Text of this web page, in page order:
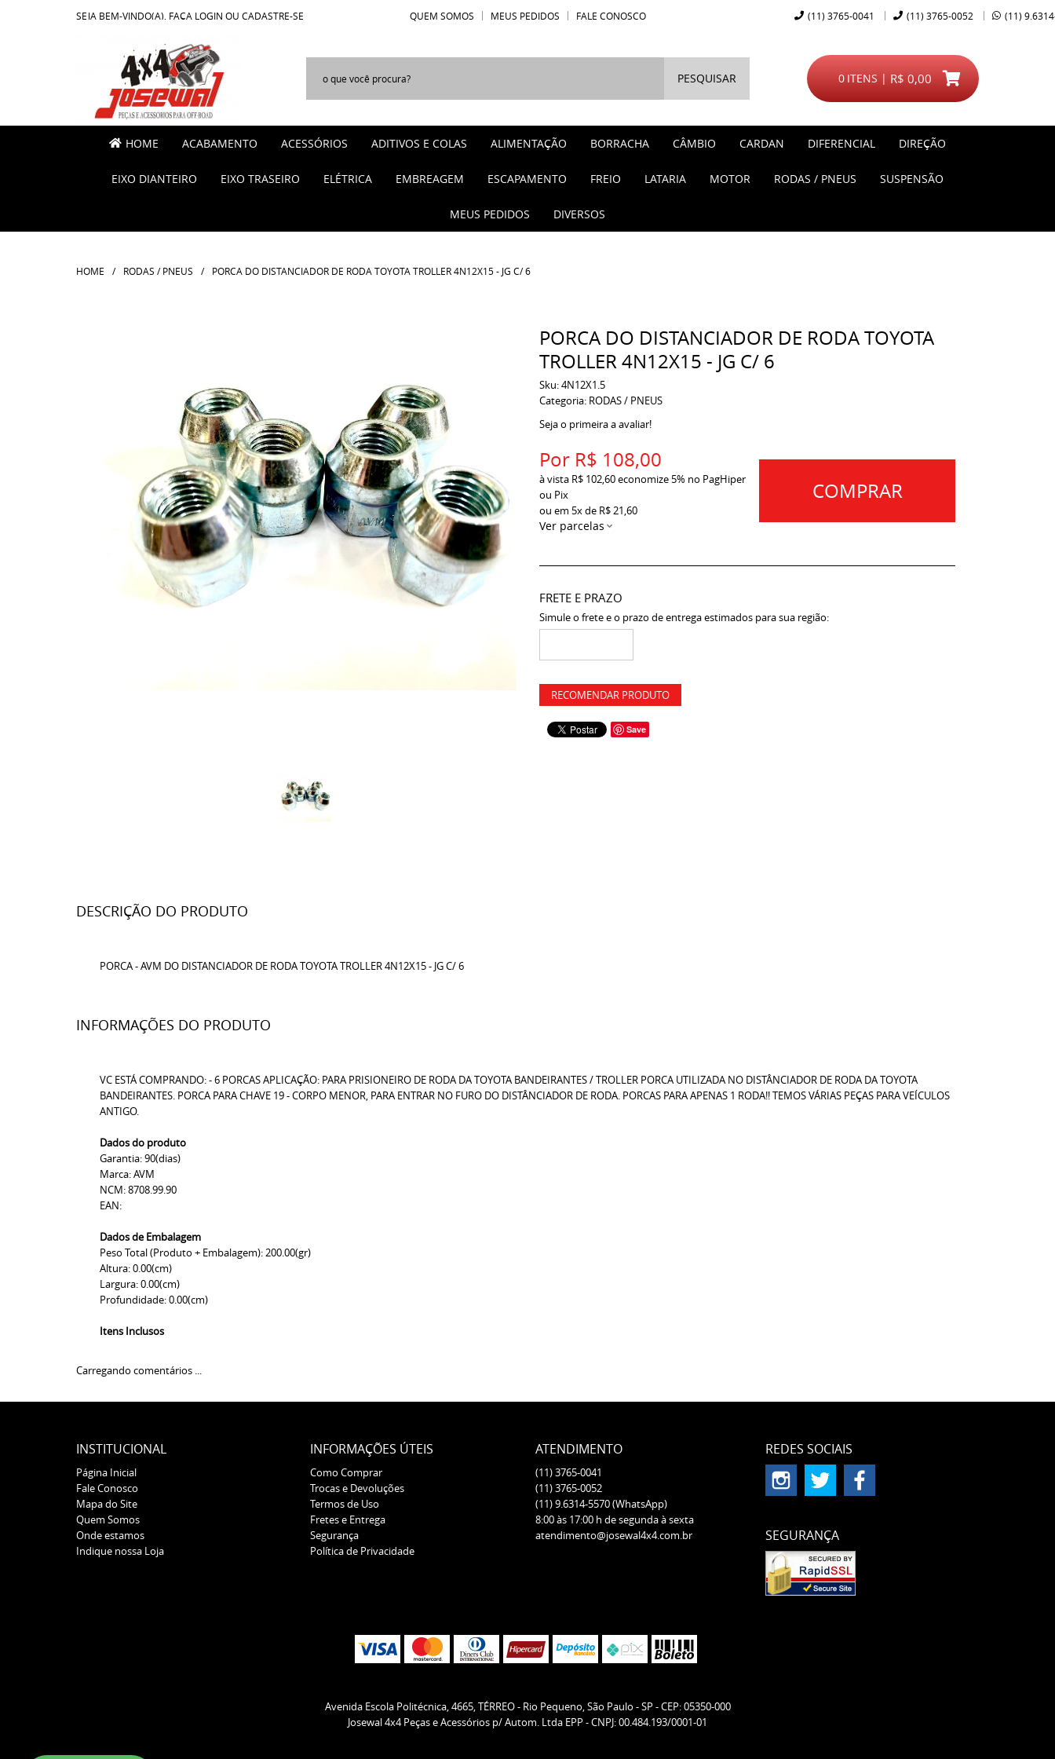
SEJA BEM-VINDO(A), FAÇA LOGIN OU CADASTRE-SE QUEM SOMOS MEUS PEDIDOS FALE CONOSCO (11) 3765-0041 (11) 3765-0052 (11)
PESQUISAR ITENS
0 R$ 0,00
HOME ACABAMENTO ACESSÓRIOS ADITIVOS E COLAS ALIMENTAÇÃO BORRACHA CÂMBIO CARDAN DIFERENCIAL DIREÇÃO
EIXO DIANTEIRO EIXO TRASEIRO ELÉTRICA EMBREAGEM ESCAPAMENTO FREIO LATARIA MOTOR RODAS / PNEUS SUSPENSÃO
MEUS PEDIDOS DIVERSOS
HOME RODAS / PNEUS PORCA DO DISTANCIADOR DE RODA TOYOTA TROLLER 4N12X15 - JG C/ 6
PORCA DO DISTANCIADOR DE RODA TOYOTA
TROLLER 4N12X15 - JG C/ 6
Sku:4N12X1.5
Categoria: RODAS / PNEUS
Seja o primeira a avaliar!
Por R$ 108,00
à vista R$ 102,60economize 5% no PagHiper
ou Pix
ou em 5xde R$ 21,60
Ver parcelas
COMPRAR
FRETE E PRAZO
Simule o frete e o prazo de entrega estimados para sua região:
RECOMENDAR PRODUTO
Save
DESCRIÇÃO DO PRODUTO
PORCA - AVM DO DISTANCIADOR DE RODA TOYOTA TROLLER 4N12X15 - JG C/ 6
INFORMAÇÕES DO PRODUTO
VC ESTÁ COMPRANDO: - 6 PORCAS APLICAÇÃO: PARA PRISIONEIRO DE RODA DA TOYOTA BANDEIRANTES / TROLLER PORCA UTILIZADA NO DISTÂNCIADOR DE RODA DA TOYOTA
BANDEIRANTES. PORCA PARA CHAVE 19 - CORPO MENOR, PARA ENTRAR NO FURO DO DISTÂNCIADOR DE RODA. PORCAS PARA APENAS 1 RODA!! TEMOS VÁRIAS PEÇAS PARA VEÍCULOS
ANTIGO.
Dados do produto
Garantia: 90(dias)
Marca: AVM
NCM: 8708.99.90
EAN:
Dados de Embalagem
Peso Total (Produto + Embalagem): 200.00(gr)
Altura: 0.00(cm)
Largura: 0.00(cm)
Profundidade: 0.00(cm)
Itens Inclusos
Carregando comentários ...
INSTITUCIONAL
Página Inicial
Fale Conosco
Mapa do Site
Quem Somos
Onde estamos
Indique nossa Loja
INFORMAÇÕES ÚTEIS
Como Comprar
Trocas e Devoluções
Termos de Uso
Fretes e Entrega
Segurança
Política de Privacidade
ATENDIMENTO
(11)3765-0041
(11)3765-0052
(11)9.6314-5570(WhatsApp)
8:00 às 17:00 h de segunda à sexta
atendimento@josewal4x4.com.br
REDES SOCIAIS
SEGURANÇA
Avenida Escola Politécnica, 4665, TÉRREO- Rio Pequeno, São Paulo -SP -CEP: 05350-000
Josewal 4x4 Peças e Acessórios p/ Autom. Ltda EPP - CNPJ: 00.484.193/0001-01